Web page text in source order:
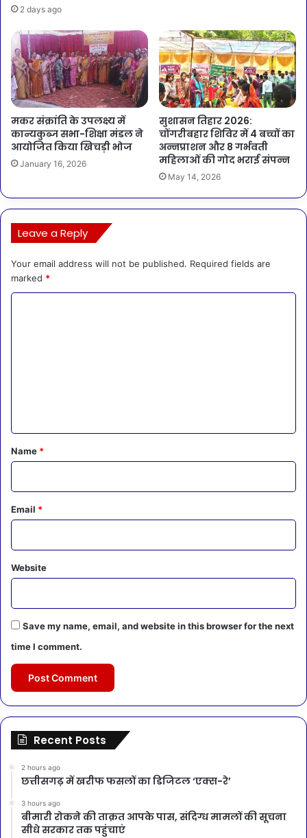
2 days ago
मकर संक्रांति के उपलक्ष्य में
कान्यकुब्ज सभा-शिक्षा मंडल ने
आयोजित किया खिचड़ी भोज
January 16, 2026
सुशासन तिहार 2026:
चोंगरीबहार शिविर में 4 बच्चों का
अन्नप्राशन और 8 गर्भवती
महिलाओं की गोद भराई संपन्न
May 14, 2026
Leave a Reply
Your email address will not be published. Required fields are
marked *
*
Name *
Email *
Website
Save my name, email, and website in this browser for the next
time I comment.
Recent Posts
2 hours ago
छत्तीसगढ़ में खरीफ फसलों का डिजिटल ‘एक्स-रे’
3 hours ago
बीमारी रोकने की ताक़त आपके पास, संदिग्ध मामलों की सूचना
सीधे सरकार तक पहुंचाएं